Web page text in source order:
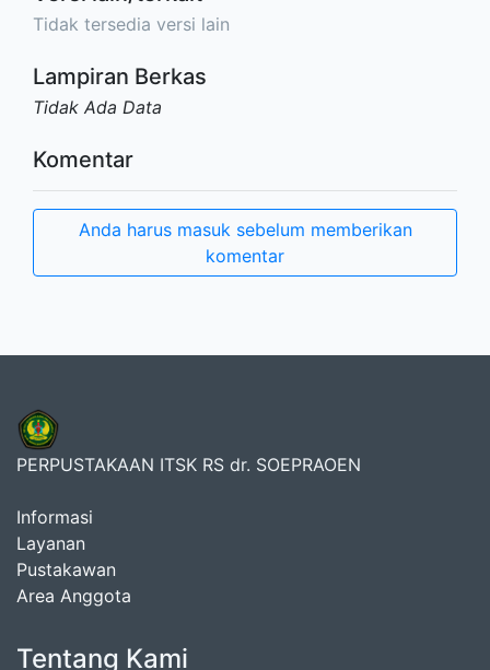
Tidak tersedia versi lain
Lampiran Berkas
Tidak Ada Data
Komentar
Anda harus masuk sebelum memberikan
komentar
PERPUSTAKAAN ITSK RS dr. SOEPRAOEN
Informasi
Layanan
Pustakawan
Area Anggota
Tentang Kami